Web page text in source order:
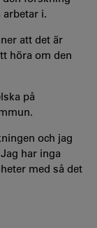
i.
att det är
höra om den
på
och jag
har inga
med så det